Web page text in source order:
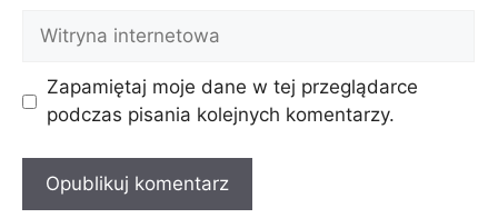
Witryna
internetowa
Zapamiętaj moje dane w tej przeglądarce
podczas pisania kolejnych komentarzy.